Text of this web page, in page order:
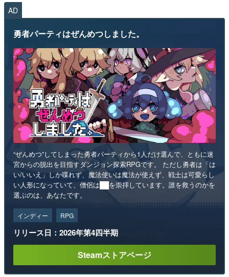
AD
勇者パーティはぜんめつしました。
“ぜんめつ”してしまった勇者パーティから1人だけ選んで、ともに迷
宮からの脱出を目指すダンジョン探索RPGです。 ただし勇者は「は
い/いいえ」しか喋れず、魔法使いは魔法が使えず、戦士は可愛らし
い人形になっていて、僧侶は██を崇拝しています。誰を救うのかを
選ぶのは、あなたです。
インディー RPG
リリース日：2026年第4四半期
Steamストアページ